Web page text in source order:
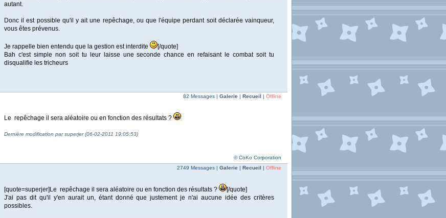
autant.
Donc il est possible qu'il y ait une repêchage, ou que l'équipe perdant soit déclarée vainqueur,
vous êtes prévenus.
Je rappelle bien entendu que la gestion est interdite
[/quote]
Bah c'est simple non soit tu leur laisse une seconde chance en refaisant le combat soit tu
disqualifie les tricheurs
82 Messages | Galerie | Recueil | Offline
Le repêchage il sera aléatoire ou en fonction des résultats ?
Dernière modification par superjer (06-02-2011 19:05:53)
© CoKo Corporation
2749 Messages | Galerie | Recueil | Offline
[quote=superjer]Le repêchage il sera aléatoire ou en fonction des résultats ?
[/quote]
J'ai pas dit qu'il y'en aurait un, étant donné que justement je n'ai aucune idée des critères
possibles.